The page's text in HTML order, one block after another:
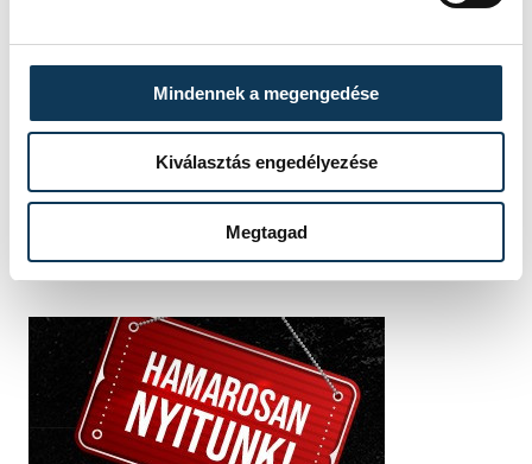
Mindennek a megengedése
Kiválasztás engedélyezése
Megtagad
SZERZŐ
vehir.hu